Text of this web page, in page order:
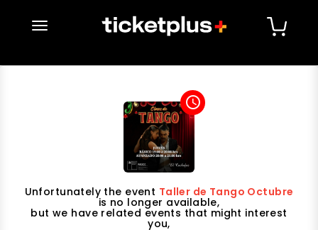
desplegar navegación
access_time
Unfortunately the event Taller de Tango Octubre
is no longer available,
but we have related events that might interest
you,